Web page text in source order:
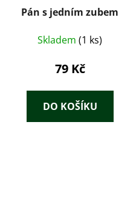
Pán s jedním zubem
Skladem (1 ks)
79 Kč
DO KOŠÍKU